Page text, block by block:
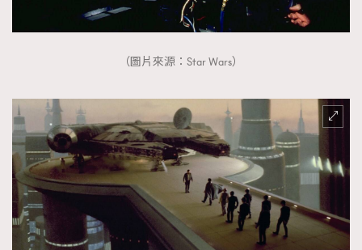
（圖片來源：Star Wars）